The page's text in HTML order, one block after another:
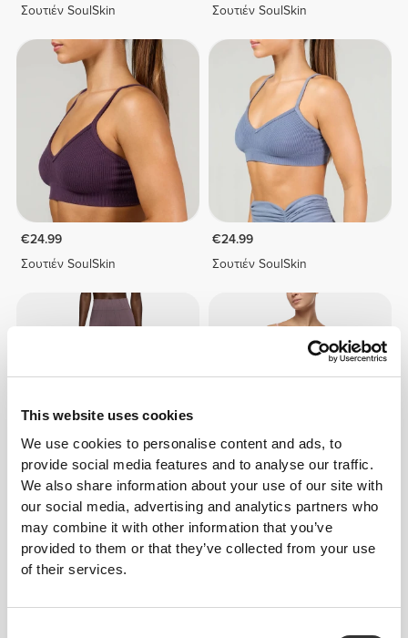
This website uses cookies
We use cookies to personalise content and ads, to
provide social media features and to analyse our traffic.
We also share information about your use of our site with
our social media, advertising and analytics partners who
may combine it with other information that you’ve
provided to them or that they’ve collected from your use
of their services.
Σουτιέν SoulSkin
Σουτιέν SoulSkin
€24.99
Σουτιέν SoulSkin
€24.99
Σουτιέν SoulSkin
€20.00 €39.99
50%
Crazy Comfortable
Παντελόνια Κανονικής
Μέσης
€17.50 €34.99
50%
Αμάνικο Μπλουζάκι Wellness
Retreat